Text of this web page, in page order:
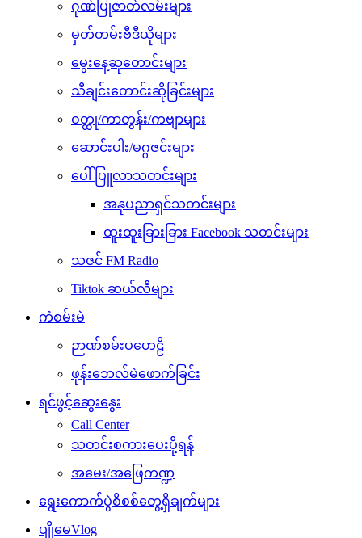
ဂုဏ်ပြုဇာတ်လမ်းများ
မှတ်တမ်းဗီဒီယိုများ
မွေးနေ့ဆုတောင်းများ
သီချင်းတောင်းဆိုခြင်းများ
ဝတ္ထု/ကာတွန်း/ကဗျာများ
ဆောင်းပါး/မဂ္ဂဇင်းများ
ပေါ်ပြူလာသတင်းများ
အနုပညာရှင်သတင်းများ
ထူးထူးခြားခြား Facebook သတင်းများ
သဇင် FM Radio
Tiktok ဆယ်လီများ
ကံစမ်းမဲ
ဉာဏ်စမ်းပဟေဠိ
ဖုန်းဘေလ်မဲဖောက်ခြင်း
ရင်ဖွင့်ဆွေးနွေး
Call Center
သတင်းစကားပေးပို့ရန်
အမေး/အဖြေကဏ္ဍ
ရွေးကောက်ပွဲစိစစ်တွေ့ရှိချက်များ
ပျိုမေVlog